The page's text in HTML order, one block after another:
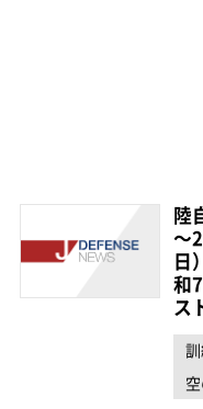
陸
～
日
和
ス